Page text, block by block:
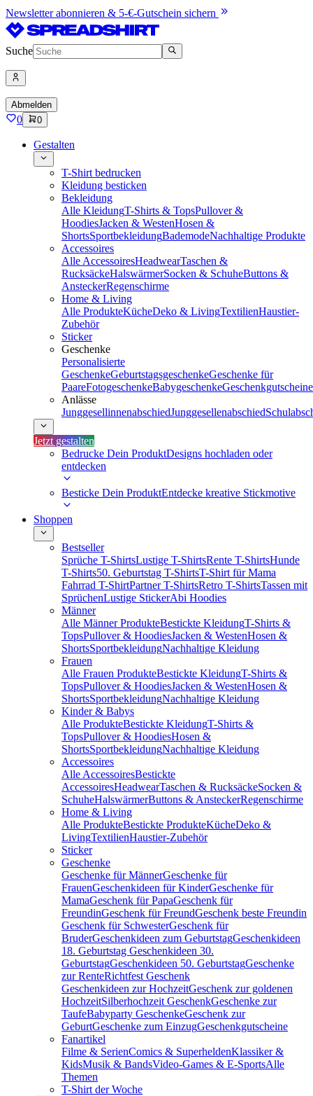
Newsletter abonnieren & 5-€-Gutschein sichern
Suche
Abmelden
0 0
Gestalten
T-Shirt bedrucken
Kleidung besticken
Bekleidung
Alle KleidungT-Shirts & TopsPullover &
HoodiesJacken & WestenHosen &
ShortsSportbekleidungBademodeNachhaltige Produkte
Accessoires
Alle AccessoiresHeadwearTaschen &
RucksäckeHalswärmerSocken & SchuheButtons &
AnsteckerRegenschirme
Home & Living
Alle ProdukteKücheDeko & LivingTextilienHaustier-
Zubehör
Sticker
Geschenke
Personalisierte
GeschenkeGeburtstagsgeschenkeGeschenke für
PaareFotogeschenkeBabygeschenkeGeschenkgutscheine
Anlässe
JunggesellinnenabschiedJunggesellenabschied
Jetzt gestalten
Bedrucke Dein ProduktDesigns hochladen oder
entdecken
Besticke Dein ProduktEntdecke kreative Stickmotive
Shoppen
Bestseller
Sprüche T-ShirtsLustige T-ShirtsRente T-ShirtsHunde
T-Shirts50. Geburtstag T-ShirtsT-Shirt für Mama
Fahrrad T-ShirtPartner T-ShirtsRetro T-ShirtsTassen mit
SprüchenLustige StickerAbi Hoodies
Männer
Alle Männer ProdukteBestickte KleidungT-Shirts &
TopsPullover & HoodiesJacken & WestenHosen &
ShortsSportbekleidungNachhaltige Kleidung
Frauen
Alle Frauen ProdukteBestickte KleidungT-Shirts &
TopsPullover & HoodiesJacken & WestenHosen &
ShortsSportbekleidungNachhaltige Kleidung
Kinder & Babys
Alle ProdukteBestickte KleidungT-Shirts &
TopsPullover & HoodiesHosen &
ShortsSportbekleidungNachhaltige Kleidung
Accessoires
Alle AccessoiresBestickte
AccessoiresHeadwearTaschen & RucksäckeSocken &
SchuheHalswärmerButtons & AnsteckerRegenschirme
Home & Living
Alle ProdukteBestickte ProdukteKücheDeko &
LivingTextilienHaustier-Zubehör
Sticker
Geschenke
Geschenke für MännerGeschenke für
FrauenGeschenkideen für KinderGeschenke für
MamaGeschenk für PapaGeschenk für
FreundinGeschenk für FreundGeschenk beste Freundin
Geschenk für SchwesterGeschenk für
BruderGeschenkideen zum GeburtstagGeschenkideen
18. Geburtstag Geschenkideen 30.
GeburtstagGeschenkideen 50. GeburtstagGeschenke
zur RenteRichtfest Geschenk
Geschenkideen zur HochzeitGeschenk zur goldenen
HochzeitSilberhochzeit GeschenkGeschenke zur
TaufeBabyparty GeschenkeGeschenk zur
GeburtGeschenke zum EinzugGeschenkgutscheine
Fanartikel
Filme & SerienComics & SuperheldenKlassiker &
KidsMusik & BandsVideo-Games & E-SportsAlle
Themen
T-Shirt der Woche